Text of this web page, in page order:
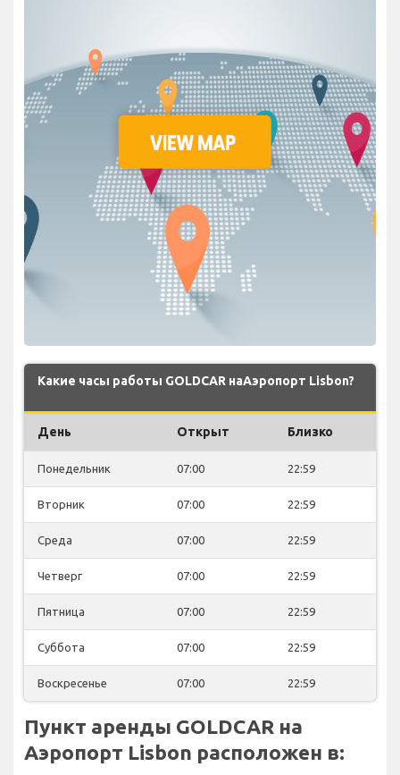
Какие часы работы GOLDCAR наАэропорт Lisbon?
День Открыт Близко
Понедельник 07:00 22:59
Вторник 07:00 22:59
Среда 07:00 22:59
Четверг 07:00 22:59
Пятница 07:00 22:59
Суббота 07:00 22:59
Воскресенье 07:00 22:59
Пункт аренды GOLDCAR на
Аэропорт Lisbon расположен в: